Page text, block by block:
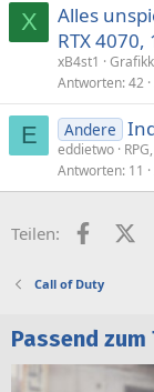
X
Alles
RTX
xB4st1
Antworten 42
E Andere
eddietwo
Antworten 11
Teilen:
Call of Duty
Passend zum